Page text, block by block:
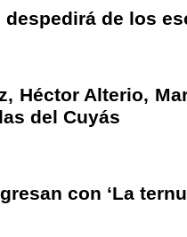
de los
Héctor Alterio,
del Cuyás
con ‘La